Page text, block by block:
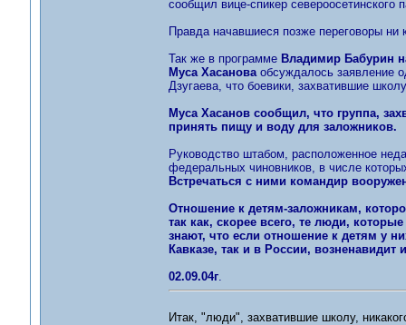
сообщил вице-спикер североосетинского
Правда начавшиеся позже переговоры ни
Так же в программеВладимир Бабурин
Муса Хасановаобсуждалось заявление
Дзугаева, что боевики, захватившие
Муса Хасанов сообщил, что группа,
принять пищу и воду для заложников.
Руководство штабом, расположенное
федеральных чиновников, в числе
Встречаться с ними командир
Отношение к детям-заложникам,
так как, скорее всего, те люди,
знают, что если отношение к детям у
Кавказе, так и в России, возненавидит
02.09.04г.
Итак, "люди", захватившие школу,